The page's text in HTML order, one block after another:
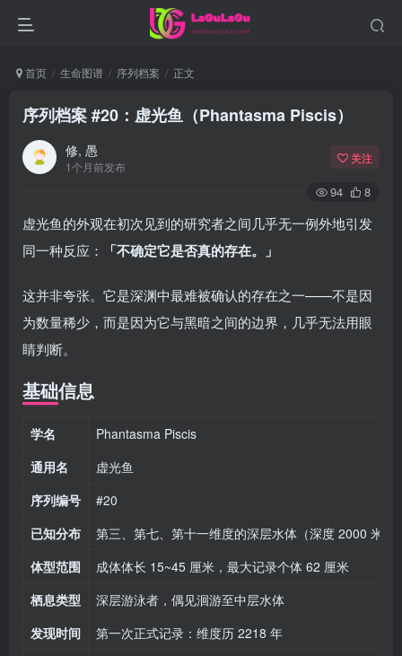
首页 生命图谱 序列档案 正文
序列档案 #20：虚光鱼（Phantasma Piscis）
修, 愚
1个月前发布
关注
94 8
虚光鱼的外观在初次见到的研究者之间几乎无一例外地引发
同一种反应：
「不确定它是否真的存在。」
这并非夸张。它是深渊中最难被确认的存在之一——不是因
为数量稀少，而是因为它与黑暗之间的边界，几乎无法用眼
睛判断。
基础信息
学名
Phantasma Piscis
通用名
虚光鱼
序列编号
#20
已知分布
第三、第七、第十一维度的深层水体（深度 2000 米以
体型范围
成体体长 15~45 厘米，最大记录个体 62 厘米
栖息类型
深层游泳者，偶见洄游至中层水体
发现时间
第一次正式记录：维度历 2218 年